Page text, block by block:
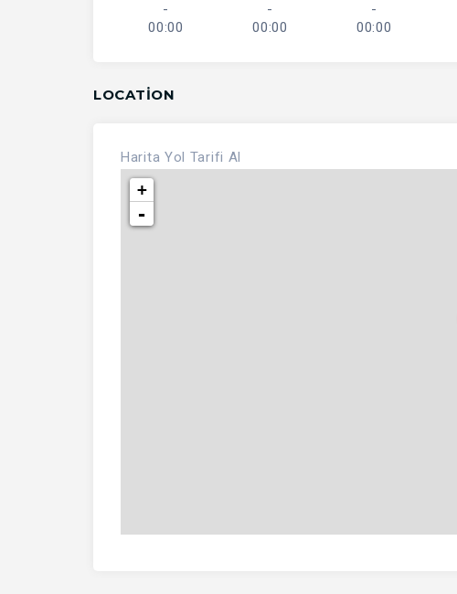
-
00:00
-
00:00
-
00:00
LOCATION
Harita Yol Tarifi Al
+
-